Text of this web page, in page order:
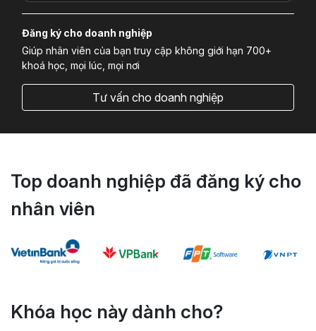
Đăng ký cho doanh nghiệp
Giúp nhân viên của bạn truy cập không giới hạn 700+
khoá học, mọi lúc, mọi nơi
Tư vấn cho doanh nghiệp
Top doanh nghiệp đã đăng ký cho
nhân viên
Khóa học này dành cho?